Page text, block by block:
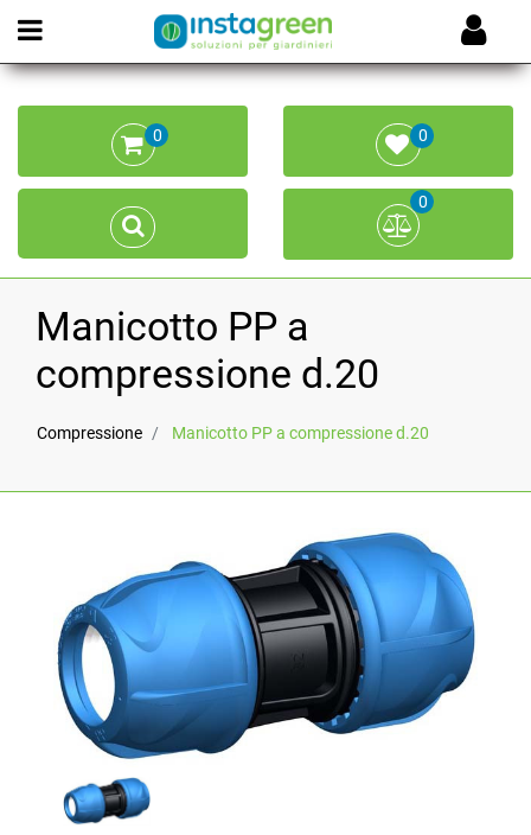
Open menu
0 0
0
Manicotto PP a
compressione d.20
Compressione Manicotto PP a compressione d.20